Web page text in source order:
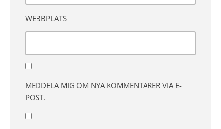
WEBBPLATS
MEDDELA MIG OM NYA KOMMENTARER VIA E-
POST.